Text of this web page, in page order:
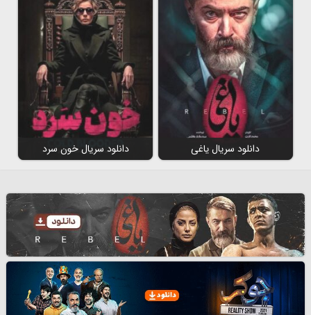
دانلود سریال یاغی دانلود سریال خون سرد